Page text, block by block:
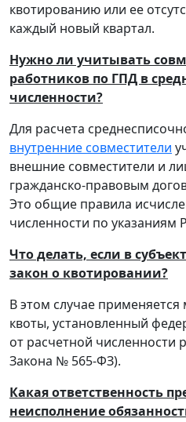
квотированию или ее
каждый новый квартал.
Нужно ли учитывать
работников по ГПД в
численности?
Для расчета
внутренние совместители
внешние совместители и
гражданско-правовым
Это общие правила
численности по указаниям
Что делать, если в
закон о квотировании?
В этом случае
квоты, установленный
от расчетной численности
Закона № 565-ФЗ).
Какая ответственность
неисполнение